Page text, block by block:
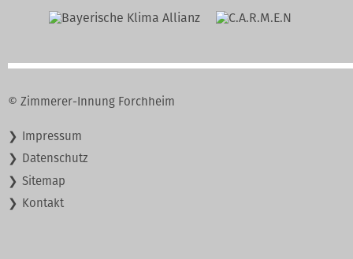
© Zimmerer-Innung Forchheim
Navigation
überspringen
Impressum
Datenschutz
Sitemap
Kontakt